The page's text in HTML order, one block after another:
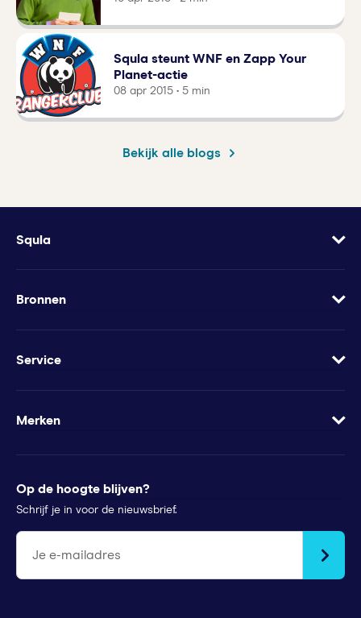
Squla steunt WNF en Zapp Your
Planet-actie
08 apr 2015 • 5 min
Bekijk alle blogs
Squla
Over
Vacatures
Bronnen
Blog
Werkbladen
Stichtingen en goede doelen
Service
Veelgestelde vragen
Wachtwoord vergeten
Merken
Futurewhiz
Squla Polen
scoyo
Op de hoogte blijven?
Schrijf je in voor de nieuwsbrief.
Je e-mailadres